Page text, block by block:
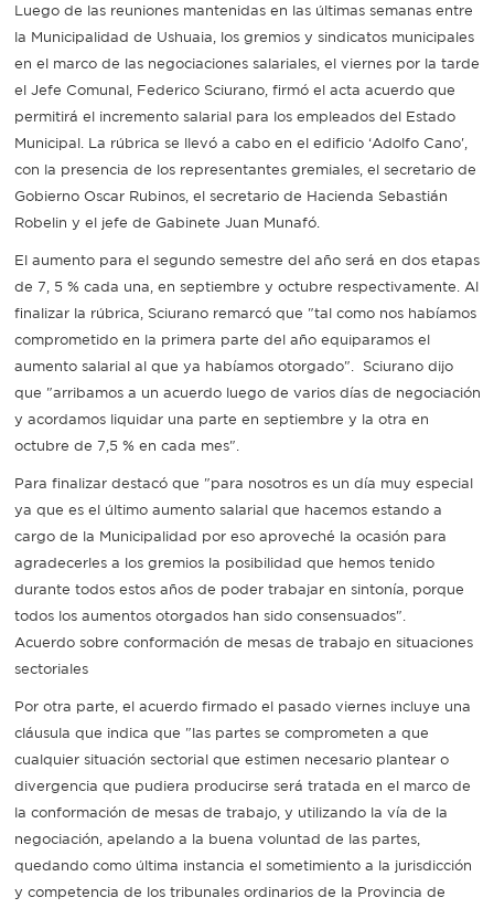
Luego de las reuniones mantenidas en las últimas semanas entre
la Municipalidad de Ushuaia, los gremios y sindicatos municipales
en el marco de las negociaciones salariales, el viernes por la tarde
el Jefe Comunal, Federico Sciurano, firmó el acta acuerdo que
permitirá el incremento salarial para los empleados del Estado
Municipal. La rúbrica se llevó a cabo en el edificio ‘Adolfo Cano',
con la presencia de los representantes gremiales, el secretario de
Gobierno Oscar Rubinos, el secretario de Hacienda Sebastián
Robelin y el jefe de Gabinete Juan Munafó.
El aumento para el segundo semestre del año será en dos etapas
de 7, 5 % cada una, en septiembre y octubre respectivamente. Al
finalizar la rúbrica, Sciurano remarcó que "tal como nos habíamos
comprometido en la primera parte del año equiparamos el
aumento salarial al que ya habíamos otorgado". Sciurano dijo
que "arribamos a un acuerdo luego de varios días de negociación
y acordamos liquidar una parte en septiembre y la otra en
octubre de 7,5 % en cada mes".
Para finalizar destacó que "para nosotros es un día muy especial
ya que es el último aumento salarial que hacemos estando a
cargo de la Municipalidad por eso aproveché la ocasión para
agradecerles a los gremios la posibilidad que hemos tenido
durante todos estos años de poder trabajar en sintonía, porque
todos los aumentos otorgados han sido consensuados".
Acuerdo sobre conformación de mesas de trabajo en situaciones
sectoriales
Por otra parte, el acuerdo firmado el pasado viernes incluye una
cláusula que indica que "las partes se comprometen a que
cualquier situación sectorial que estimen necesario plantear o
divergencia que pudiera producirse será tratada en el marco de
la conformación de mesas de trabajo, y utilizando la vía de la
negociación, apelando a la buena voluntad de las partes,
quedando como última instancia el sometimiento a la jurisdicción
y competencia de los tribunales ordinarios de la Provincia de